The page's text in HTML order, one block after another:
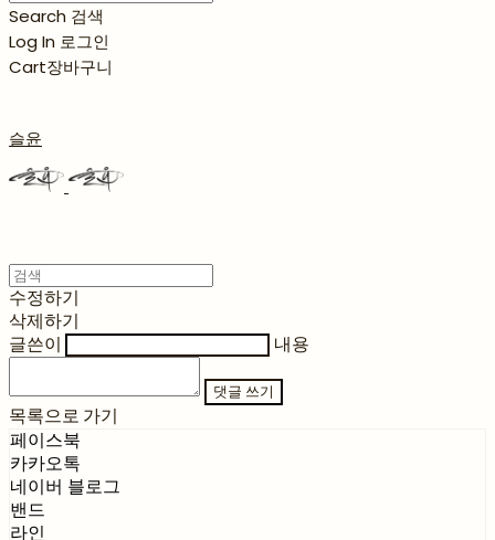
Search 검색
Log In 로그인
Cart장바구니
슬윤
수정하기
삭제하기
글쓴이
내용
댓글 쓰기
목록으로 가기
페이스북
카카오톡
네이버 블로그
밴드
라인